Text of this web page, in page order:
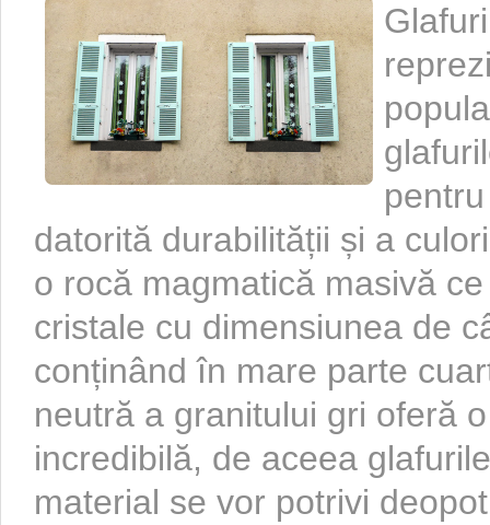
datorită durabilității și a
o rocă magmatică masivă
cristale cu dimensiunea de
conținând în mare parte
neutră a granitului gri oferă
incredibilă, de aceea
material se vor potrivi